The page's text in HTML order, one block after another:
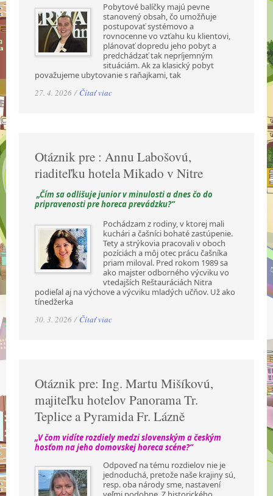
Pobytové balíčky majú pevne
stanovený obsah, čo umožňuje
postupovať systémovo a
rovnocenne vo vzťahu ku klientovi,
plánovať dopredu jeho pobyt a
predchádzať tak nepríjemným
situáciám. Ak za klasický pobyt
považujeme ubytovanie s raňajkami, tak
27. 4. 2026 / Čítať viac
Otáznik pre : Annu Labošovú,
riaditeľku hotela Mikado v Nitre
„Čím sa odlišuje junior v minulosti a dnes čo do
pripravenosti pre horeca prevádzku?“
Pochádzam z rodiny, v ktorej mali
kuchári a čašníci bohaté zastúpenie.
Tety a strýkovia pracovali v oboch
pozíciách a môj otec prácu čašníka
priam miloval. Pred rokom 1989 sa
ako majster odborného výcviku vo
vtedajších Reštauráciách Nitra
podieľal aj na výchove a výcviku mladých učňov. Už ako
tínedžerka
30. 3. 2026 / Čítať viac
Otáznik pre: Ing. Martu Mišíkovú,
majiteľku hotelov Panorama Tr.
Teplice a Pyramida Fr. Lázně
„V čom vidíte rozdiely medzi slovenským a českým
hosťom na jeho domovskej horeca scéne?“
Odpoveď na tému rozdielov nie je
jednoduchá, pretože naše krajiny sú,
resp. oba národy sme, nastavení